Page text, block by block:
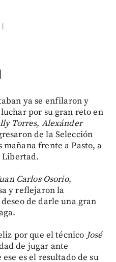
|
ya se enfilaron y
por su gran reto en
Torres, Alexánder
de la Selección
frente a Pasto, a
Libertad.
Carlos Osorio,
y reflejaron la
de darle una gran
por que el técnico José
de jugar ante
es el resultado de su